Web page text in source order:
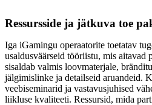
Ressursside ja jätkuva toe
Iga iGamingu operaatorite toetatav
usaldusväärseid tööriistu, mis aitavad
sisaldab valmis loovmaterjale,
jälgimislinke ja detailseid aruandeid.
veebiseminarid ja vastavusjuhised
liikluse kvaliteeti. Ressursid, mida